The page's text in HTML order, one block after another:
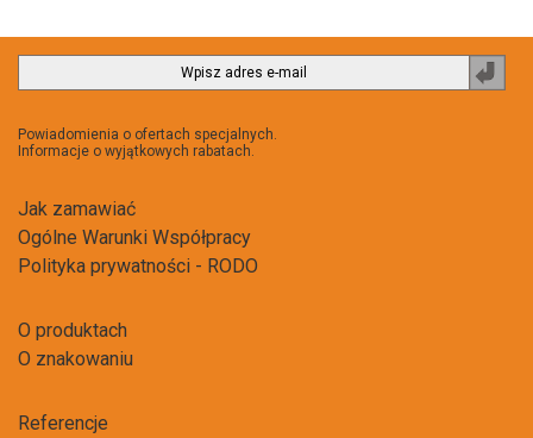
Powiadomienia o ofertach specjalnych.
Informacje o wyjątkowych rabatach.
Jak zamawiać
Ogólne Warunki Współpracy
Polityka prywatności - RODO
O produktach
O znakowaniu
Referencje